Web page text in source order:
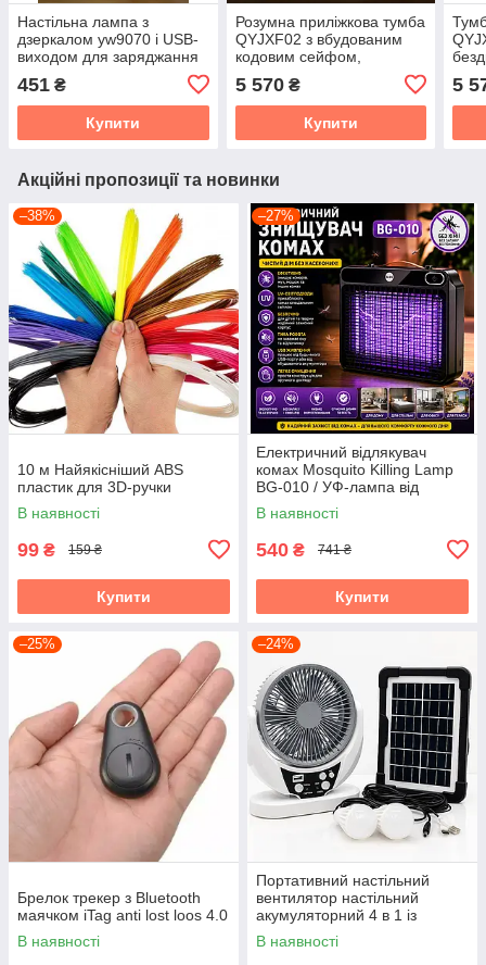
Настільна лампа з
дзеркалом yw9070 і USB-
виходом для заряджання
451 ₴
Купити
Розумна приліжкова тумба
QYJXF02 з вбудованим
кодовим сейфом,
Bluetooth-колонкою і USB,
сенсорна підсвітка,
екошкіра, сіра
5 570₴
Купити
5
Акційні пропозиції та новинки
–38%
10 м Найякісніший ABS
пластик для 3D-ручки
В наявності
99 ₴ 159 ₴
Купити
–27%
Електричний відлякувач
комах Mosquito Killing Lamp
BG-010 / УФ-лампа від
комарів 360° USB / Настінний
знищувач комах
В наявності
540 ₴ 741 ₴
Купити
–25%
Брелок трекер з Bluetooth
маячком iTag anti lost loos 4.0
В наявності
–24%
Портативний настільний
вентилятор настільний
акумуляторний 4 в 1 із
сонячною панеллю для
кемпінгу та дому
В наявності